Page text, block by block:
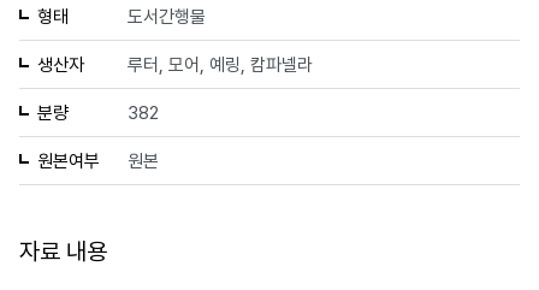
형태 도서간행물
생산자 루터, 모어, 예링, 캄파넬라
분량 382
원본여부 원본
자료 내용